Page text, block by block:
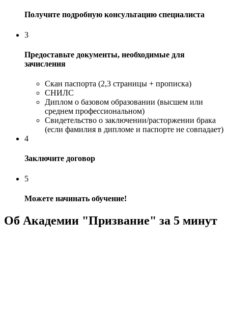
Получите подробную консультацию специалиста
3
Предоставьте документы, необходимые для
зачисления
Скан паспорта (2,3 страницы + прописка)
СНИЛС
Диплом о базовом образовании (высшем или
среднем профессиональном)
Свидетельство о заключении/расторжении брака
(если фамилия в дипломе и паспорте не совпадает)
4
Заключите договор
5
Можете начинать обучение!
Об Академии "Призвание" за 5 минут